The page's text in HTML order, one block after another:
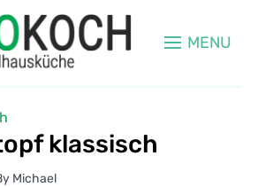
MENU
klassisch
Michael